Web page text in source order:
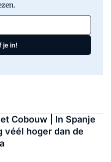
je in!
Cobouw | In Spanje
véél hoger dan de